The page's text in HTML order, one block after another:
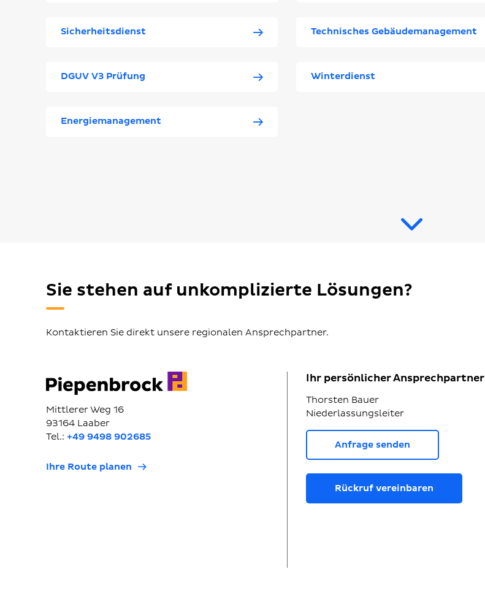
Sicherheitsdienst
DGUV V3 Prüfung
Energiemanagement
Technisches Gebäudemanagement
Winterdienst
Sie stehen auf unkomplizierte Lösungen?
Kontaktieren Sie direkt unsere regionalen Ansprechpartner.
Mittlerer Weg 16
93164 Laaber
Tel.: +49 9498 902685
Ihre Route planen
Ihr persönlicher Ansprechpartner
Thorsten Bauer
Niederlassungsleiter
Anfrage senden
Rückruf vereinbaren